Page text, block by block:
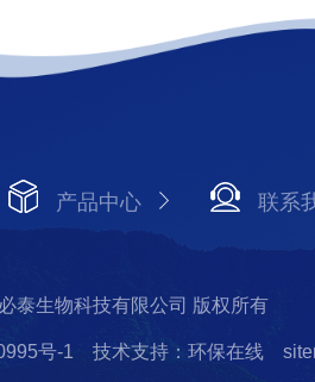
产品中心 联系
泰生物科技有限公司 版权所有
号-1 技术支持：环保在线